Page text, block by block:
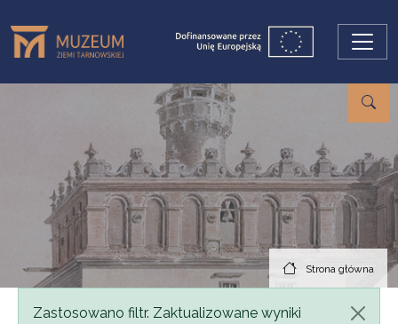
Strona główna
Komunikat
Zastosowano filtr. Zaktualizowane wyniki